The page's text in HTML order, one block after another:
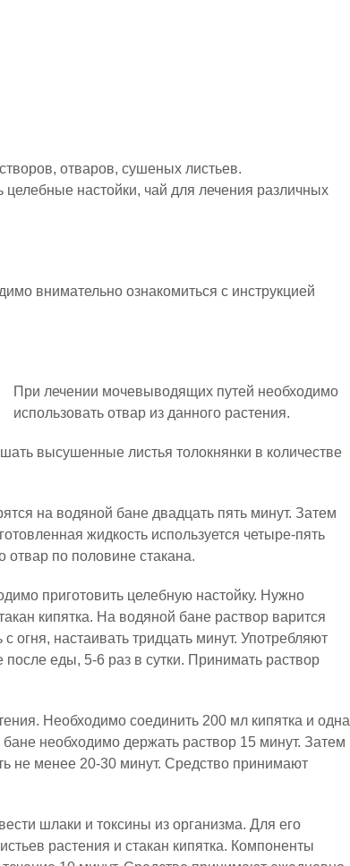
отваров, сушеных листьев.
настойки, чай для лечения различных
внимательно ознакомиться с инструкцией
При лечении мочевыводящих путей необходимо
использовать отвар из данного растения.
высушенные листья толокнянки в количестве
на водяной бане двадцать пять минут. Затем
жидкость используется четыре-пять
отвар по половине стакана.
приготовить целебную настойку. Нужно
кипятка. На водяной бане раствор варится
огня, настаивать тридцать минут. Употребляют
еды, 5-6 раз в сутки. Принимать раствор
Необходимо соединить 200 мл кипятка и одна
необходимо держать раствор 15 минут. Затем
не менее 20-30 минут. Средство принимают
шлаки и токсины из организма. Для его
растения и стакан кипятка. Компоненты